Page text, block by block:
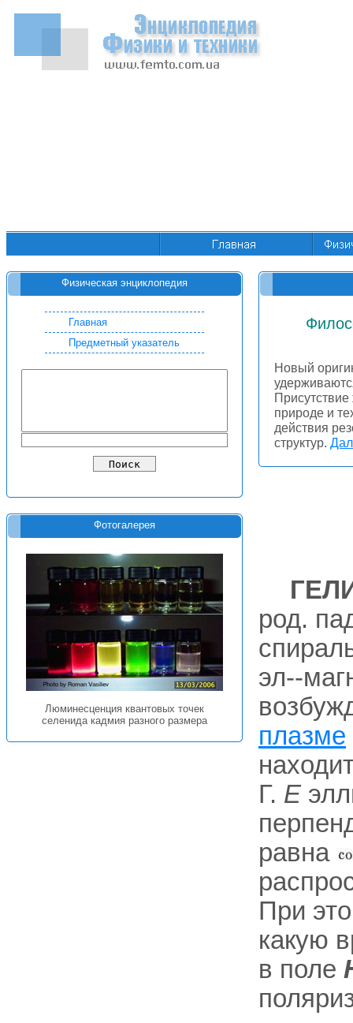
Физическая энциклопедия
Главная
Предметный указатель
Фотогалерея
Люминесценция квантовых точек
селенида кадмия разного размера
Новый
природе и
действия
структур.
род.
эл--
плазме
Г. Е
равна
При
какую
в поле